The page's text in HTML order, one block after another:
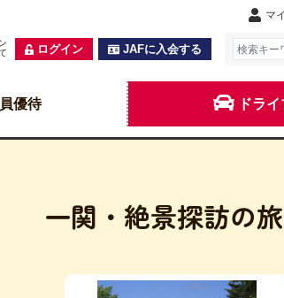
マ
ログイン JAFに入会する
優待 ドラ
一関・絶景探訪の